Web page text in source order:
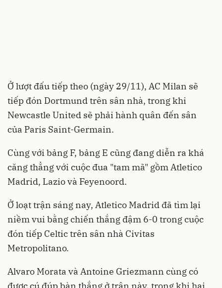
Ở lượt đấu tiếp theo (ngày 29/11), AC Milan sẽ
tiếp đón Dortmund trên sân nhà, trong khi
Newcastle United sẽ phải hành quân đến sân
của Paris Saint-Germain.
Cùng với bảng F, bảng E cũng đang diễn ra khá
căng thẳng với cuộc đua "tam mã" gồm Atletico
Madrid, Lazio và Feyenoord.
Ở loạt trận sáng nay, Atletico Madrid đã tìm lại
niềm vui bằng chiến thắng đậm 6-0 trong cuộc
đón tiếp Celtic trên sân nhà Civitas
Metropolitano.
Alvaro Morata và Antoine Griezmann cùng có